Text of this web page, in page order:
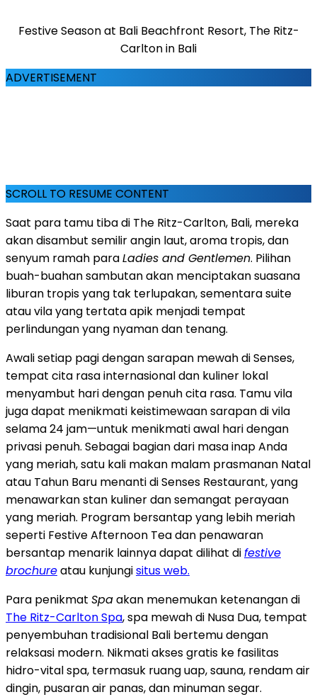
Festive Season at Bali Beachfront Resort, The Ritz-
Carlton in Bali
ADVERTISEMENT
SCROLL TO RESUME CONTENT
Saat para tamu tiba di The Ritz-Carlton, Bali, mereka
akan disambut semilir angin laut, aroma tropis, dan
senyum ramah paraLadies and Gentlemen. Pilihan
buah-buahan sambutan akan menciptakan suasana
liburan tropis yang tak terlupakan, sementara suite
atau vila yang tertata apik menjadi tempat
perlindungan yang nyaman dan tenang.
Awali setiap pagi dengan sarapan mewah di Senses,
tempat cita rasa internasional dan kuliner lokal
menyambut hari dengan penuh cita rasa. Tamu vila
juga dapat menikmati keistimewaan sarapan di vila
selama 24 jam—untuk menikmati awal hari dengan
privasi penuh. Sebagai bagian dari masa inap Anda
yang meriah, satu kali makan malam prasmanan Natal
atau Tahun Baru menanti di Senses Restaurant, yang
menawarkan stan kuliner dan semangat perayaan
yang meriah. Program bersantap yang lebih meriah
seperti Festive Afternoon Tea dan penawaran
bersantap menarik lainnya dapat dilihat difestive
brochureatau kunjungisitus web.
Para penikmat Spaakan menemukan ketenangan di
The Ritz-Carlton Spa, spa mewah di Nusa Dua, tempat
penyembuhan tradisional Bali bertemu dengan
relaksasi modern. Nikmati akses gratis ke fasilitas
hidro-vital spa, termasuk ruang uap, sauna, rendam air
dingin, pusaran air panas, dan minuman segar.